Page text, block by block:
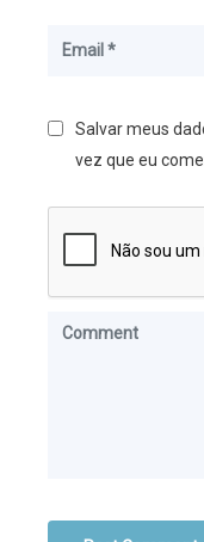
Salvar meus
vez que eu